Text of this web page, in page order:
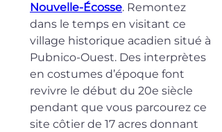
Nouvelle-Écosse. Remontez
dans le temps en visitant ce
village historique acadien situé à
Pubnico-Ouest. Des interprètes
en costumes d’époque font
revivre le début du 20e siècle
pendant que vous parcourez ce
site côtier de 17 acres donnant